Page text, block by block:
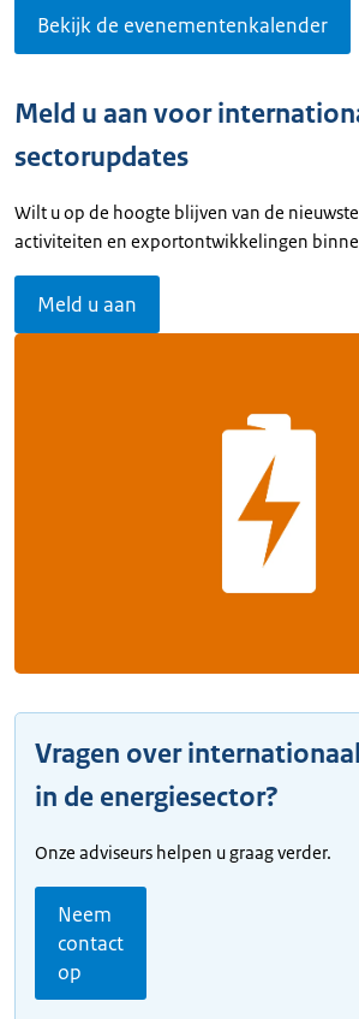
Bekijk de evenementenkalender
Meld u aan voor
sectorupdates
Wilt u op de hoogte blijven van de
activiteiten en exportontwikkelingen
Meld u aan
Vragen over
in de energiesector?
Onze adviseurs helpen u graag verder.
Neem
contact
op